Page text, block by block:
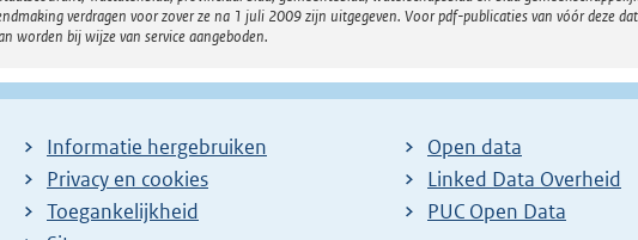
verdragen voor zover ze na 1 juli 2009 zijn uitgegeven. Voor pdf-publicaties van vóór deze
worden bij wijze van service aangeboden.
Informatie hergebruiken
Privacy en cookies
Toegankelijkheid
Open data
Linked Data Overheid
PUC Open Data